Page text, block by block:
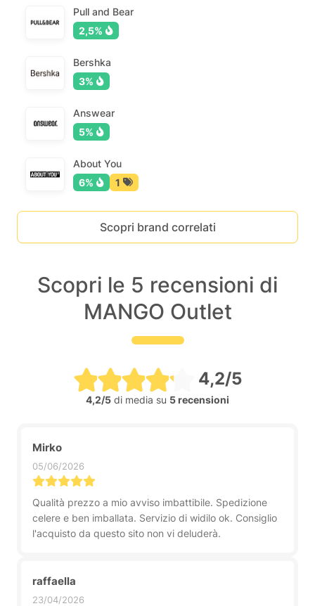
Pull and Bear
2,5%
Bershka
3%
Answear
5%
About You
6%
1
Scopri brand correlati
Scopri le 5 recensioni di
MANGO Outlet
4,2/5
4,2/5 di media su 5 recensioni
Mirko
05/06/2026
Qualità prezzo a mio avviso imbattibile. Spedizione
celere e ben imballata. Servizio di widilo ok. Consiglio
l'acquisto da questo sito non vi deluderà.
raffaella
23/04/2026